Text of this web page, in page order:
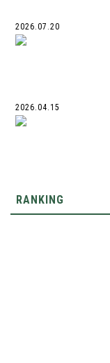
2026.07.20
2026.04.15
RANKING